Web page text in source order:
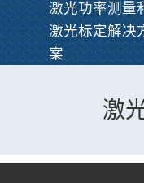
激光功率测量
激光标定解决
案
激